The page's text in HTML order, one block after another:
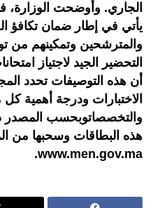
الجاري. وأوضحت الوزارة،
يأتي في إطار ضمان تكافؤ
والمترشحين وتمكينهم من
التحضير الجيد لاجتياز
أن هذه التوصيفات تحدد
الاختبارات ودرجة أهمية
والتخصصاتوبحسب المصدر
هذه البطاقات وسحبها من
www.men.gov.ma.